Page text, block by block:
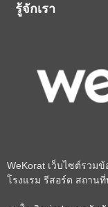
รู้จักเรา
WeKorat เว็บไซต์รวม
โรงแรม รีสอร์ต สถาน